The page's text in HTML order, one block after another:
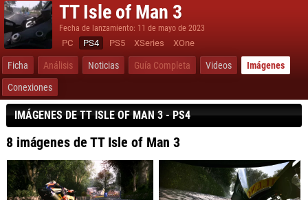
TT Isle of Man 3
Fecha de lanzamiento: 11 de mayo de 2023
PC PS4 PS5 XSeries XOne
Ficha Análisis Noticias Guía Completa Videos
Imágenes
Conexiones
IMÁGENES DE TT ISLE OF MAN 3 - PS4
8 imágenes de TT Isle of Man 3